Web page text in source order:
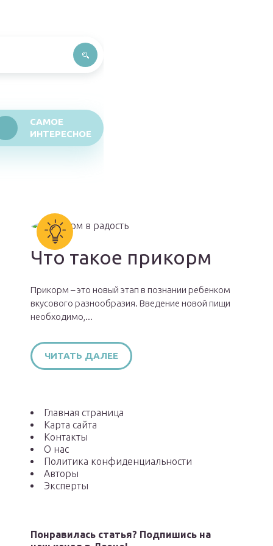
САМОЕ
ИНТЕРЕСНОЕ
Что такое прикорм
Прикорм – это новый этап в познании ребенком
вкусового разнообразия. Введение новой пищи
необходимо,...
ЧИТАТЬ ДАЛЕЕ
Главная страница
Карта сайта
Контакты
О нас
Политика конфиденциальности
Авторы
Эксперты
Понравилась статья? Подпишись на